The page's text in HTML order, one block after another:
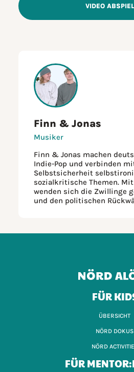
VIDEO
Finn & Jonas
Musiker
Finn & Jonas machen
Indie-Pop und verbinden
Selbstsicherheit
sozialkritische Themen.
wenden sich die Zwillinge
und den politischen
FÜR
ÜBERSICHT
NÖRD DOKUS
NÖRD
FÜR